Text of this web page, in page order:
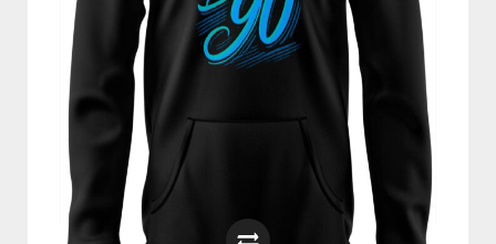
BLUZA “DZIECKO LAT 90” BIAŁA